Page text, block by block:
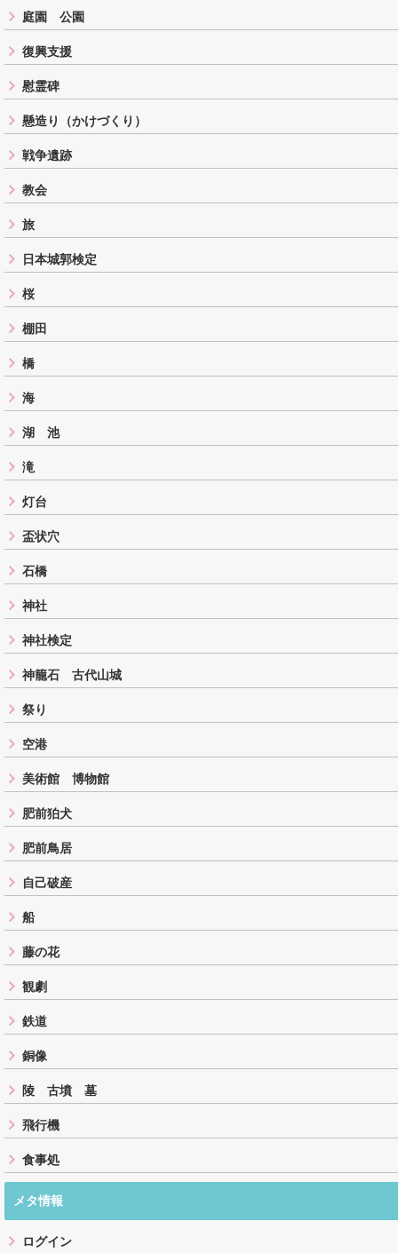
庭園 公園
復興支援
慰霊碑
懸造り（かけづくり）
戦争遺跡
教会
旅
日本城郭検定
桜
棚田
橋
海
湖 池
滝
灯台
盃状穴
石橋
神社
神社検定
神籠石 古代山城
祭り
空港
美術館 博物館
肥前狛犬
肥前鳥居
自己破産
船
藤の花
観劇
鉄道
銅像
陵 古墳 墓
飛行機
食事処
メタ情報
ログイン